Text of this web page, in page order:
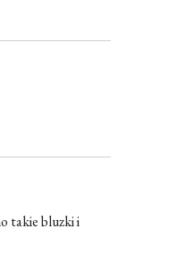
takie bluzki i